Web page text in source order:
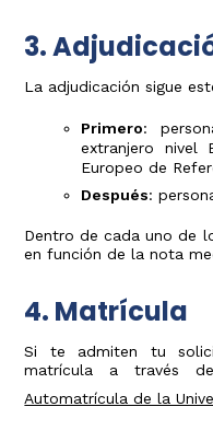
3.
La adjudicación sigue
Primero:
extranjero nivel
Europeo de
Después:
Dentro de cada uno de
en función de la nota
4. Matrícula
Si te admiten tu
matrícula a través
Automatrícula de la